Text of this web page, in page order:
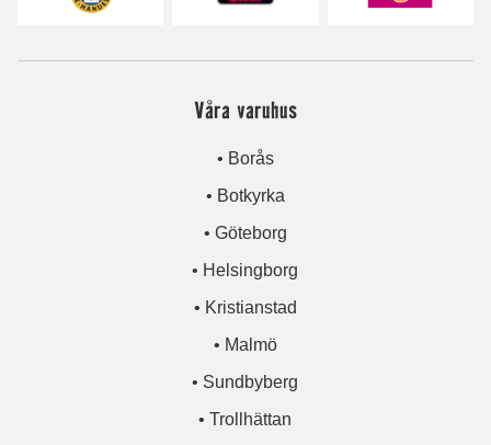
Våra varuhus
• Borås
• Botkyrka
• Göteborg
• Helsingborg
• Kristianstad
• Malmö
• Sundbyberg
• Trollhättan